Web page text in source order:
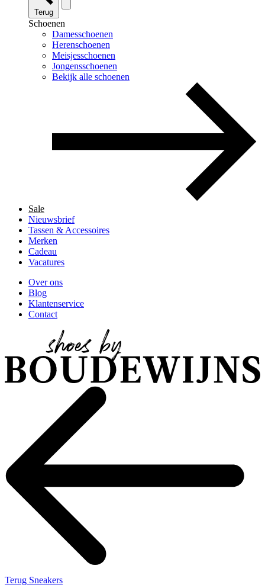
Terug
Schoenen
Damesschoenen
Herenschoenen
Meisjesschoenen
Jongensschoenen
Bekijk alle schoenen
Sale
Nieuwsbrief
Tassen & Accessoires
Merken
Cadeau
Vacatures
Over ons
Blog
Klantenservice
Contact
Terug Sneakers